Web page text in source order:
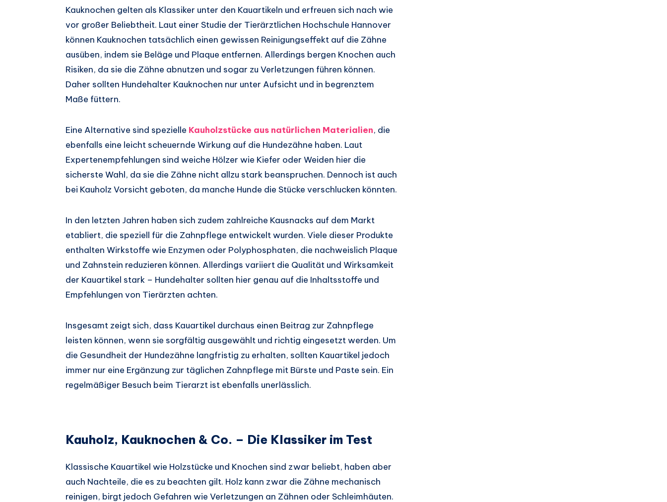
Kauknochen gelten als Klassiker unter den Kauartikeln und erfreuen sich nach wie
vor großer Beliebtheit. Laut einer Studie der Tierärztlichen Hochschule Hannover
können Kauknochen tatsächlich einen gewissen Reinigungseffekt auf die Zähne
ausüben, indem sie Beläge und Plaque entfernen. Allerdings bergen Knochen auch
Risiken, da sie die Zähne abnutzen und sogar zu Verletzungen führen können.
Daher sollten Hundehalter Kauknochen nur unter Aufsicht und in begrenztem
Maße füttern.
Eine Alternative sind spezielle Kauholzstücke aus natürlichen Materialien, die
ebenfalls eine leicht scheuernde Wirkung auf die Hundezähne haben. Laut
Expertenempfehlungen sind weiche Hölzer wie Kiefer oder Weiden hier die
sicherste Wahl, da sie die Zähne nicht allzu stark beanspruchen. Dennoch ist auch
bei Kauholz Vorsicht geboten, da manche Hunde die Stücke verschlucken könnten.
In den letzten Jahren haben sich zudem zahlreiche Kausnacks auf dem Markt
etabliert, die speziell für die Zahnpflege entwickelt wurden. Viele dieser Produkte
enthalten Wirkstoffe wie Enzymen oder Polyphosphaten, die nachweislich Plaque
und Zahnstein reduzieren können. Allerdings variiert die Qualität und Wirksamkeit
der Kauartikel stark – Hundehalter sollten hier genau auf die Inhaltsstoffe und
Empfehlungen von Tierärzten achten.
Insgesamt zeigt sich, dass Kauartikel durchaus einen Beitrag zur Zahnpflege
leisten können, wenn sie sorgfältig ausgewählt und richtig eingesetzt werden. Um
die Gesundheit der Hundezähne langfristig zu erhalten, sollten Kauartikel jedoch
immer nur eine Ergänzung zur täglichen Zahnpflege mit Bürste und Paste sein. Ein
regelmäßiger Besuch beim Tierarzt ist ebenfalls unerlässlich.
Kauholz, Kauknochen & Co. – Die Klassiker im Test
Klassische Kauartikel wie Holzstücke und Knochen sind zwar beliebt, haben aber
auch Nachteile, die es zu beachten gilt. Holz kann zwar die Zähne mechanisch
reinigen, birgt jedoch Gefahren wie Verletzungen an Zähnen oder Schleimhäuten.